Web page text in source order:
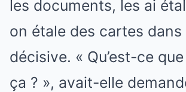
les documents, les ai
on étale des cartes
décisive. « Qu’est-ce que
ça ? », avait-elle